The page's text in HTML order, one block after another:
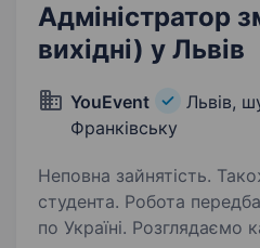
Адміністратор
вихідні) у Львів
YouEvent
Львів,
Франківську
Неповна зайнятість.
студента. Робота передбачає поїздки
по Україні. Розглядаємо